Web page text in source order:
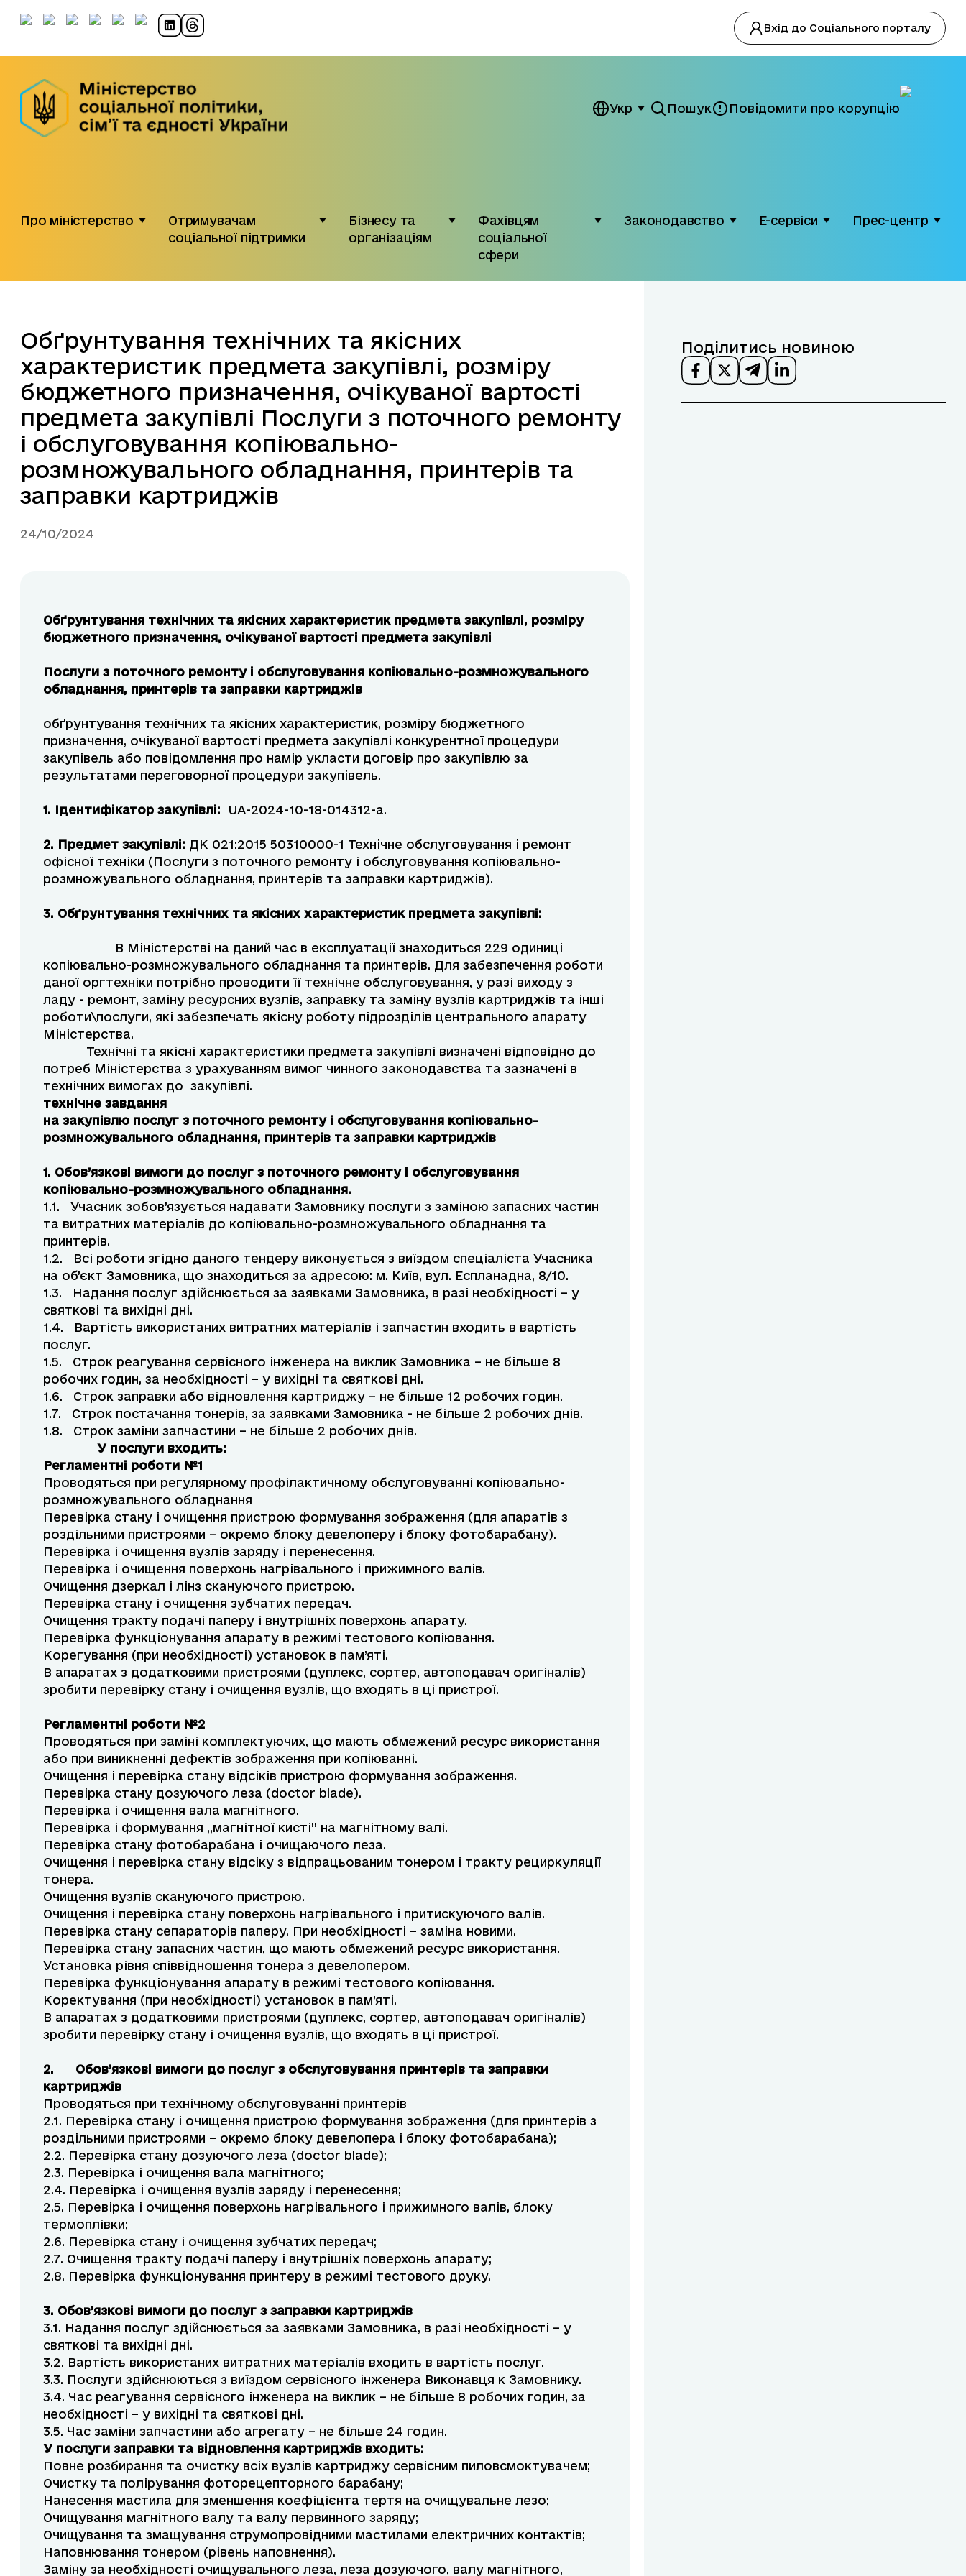
Вхід до Соціального порталу
Укр Пошук Повідомити про корупцію
Про міністерство
Отримувачам
соціальної підтримки
Бізнесу та
організаціям
Фахівцям
соціальної
сфери
Законодавство Е-сервіси Прес-центр
Обґрунтування технічних та якісних
характеристик предмета закупівлі, розміру
бюджетного призначення, очікуваної вартості
предмета закупівлі Послуги з поточного ремонту
і обслуговування копіювально-
розмножувального обладнання, принтерів та
заправки картриджів
24/10/2024
Обґрунтування технічних та якісних характеристик предмета закупівлі, розміру
бюджетного призначення, очікуваної вартості предмета закупівлі
Послуги з поточного ремонту і обслуговування копіювально-розмножувального
обладнання, принтерів та заправки картриджів
обґрунтування технічних та якісних характеристик, розміру бюджетного
призначення, очікуваної вартості предмета закупівлі конкурентної процедури
закупівель або повідомлення про намір укласти договір про закупівлю за
результатами переговорної процедури закупівель.
1. Ідентифікатор закупівлі: UA-2024-10-18-014312-a.
2. Предмет закупівлі: ДК 021:2015 50310000-1 Технічне обслуговування і ремонт
офісної техніки (Послуги з поточного ремонту і обслуговування копіювально-
розмножувального обладнання, принтерів та заправки картриджів).
3. Обґрунтування технічних та якісних характеристик предмета закупівлі:
В Міністерстві на даний час в експлуатації знаходиться 229 одиниці
копіювально-розмножувального обладнання та принтерів. Для забезпечення роботи
даної оргтехніки потрібно проводити її технічне обслуговування, у разі виходу з
ладу - ремонт, заміну ресурсних вузлів, заправку та заміну вузлів картриджів та інші
роботи\послуги, які забезпечать якісну роботу підрозділів центрального апарату
Міністерства.
Технічні та якісні характеристики предмета закупівлі визначені відповідно до
потреб Міністерства з урахуванням вимог чинного законодавства та зазначені в
технічних вимогах до закупівлі.
технічне завдання
на закупівлю послуг з поточного ремонту і обслуговування копіювально-
розмножувального обладнання, принтерів та заправки картриджів
1. Обов’язкові вимоги до послуг з поточного ремонту і обслуговування
копіювально-розмножувального обладнання.
1.1. Учасник зобов’язується надавати Замовнику послуги з заміною запасних частин
та витратних матеріалів до копіювально-розмножувального обладнання та
принтерів.
1.2. Всі роботи згідно даного тендеру виконується з виїздом спеціаліста Учасника
на об’єкт Замовника, що знаходиться за адресою: м. Київ, вул. Еспланадна, 8/10.
1.3. Надання послуг здійснюється за заявками Замовника, в разі необхідності – у
святкові та вихідні дні.
1.4. Вартість використаних витратних матеріалів і запчастин входить в вартість
послуг.
1.5. Строк реагування сервісного інженера на виклик Замовника – не більше 8
робочих годин, за необхідності – у вихідні та святкові дні.
1.6. Строк заправки або відновлення картриджу – не більше 12 робочих годин.
1.7. Строк постачання тонерів, за заявками Замовника - не більше 2 робочих днів.
1.8. Строк заміни запчастини – не більше 2 робочих днів.
У послуги входить:
Регламентні роботи №1
Проводяться при регулярному профілактичному обслуговуванні копіювально-
розмножувального обладнання
Перевірка стану і очищення пристрою формування зображення (для апаратів з
роздільними пристроями – окремо блоку девелоперу і блоку фотобарабану).
Перевірка і очищення вузлів заряду і перенесення.
Перевірка і очищення поверхонь нагрівального і прижимного валів.
Очищення дзеркал і лінз скануючого пристрою.
Перевірка стану і очищення зубчатих передач.
Очищення тракту подачі паперу і внутрішніх поверхонь апарату.
Перевірка функціонування апарату в режимі тестового копіювання.
Корегування (при необхідності) установок в пам’яті.
В апаратах з додатковими пристроями (дуплекс, сортер, автоподавач оригіналів)
зробити перевірку стану і очищення вузлів, що входять в ці пристрої.
Регламентні роботи №2
Проводяться при заміні комплектуючих, що мають обмежений ресурс використання
або при виникненні дефектів зображення при копіюванні.
Очищення і перевірка стану відсіків пристрою формування зображення.
Перевірка стану дозуючого леза (doctor blade).
Перевірка і очищення вала магнітного.
Перевірка і формування „магнітної кисті” на магнітному валі.
Перевірка стану фотобарабана і очищаючого леза.
Очищення і перевірка стану відсіку з відпрацьованим тонером і тракту рециркуляції
тонера.
Очищення вузлів скануючого пристрою.
Очищення і перевірка стану поверхонь нагрівального і притискуючого валів.
Перевірка стану сепараторів паперу. При необхідності – заміна новими.
Перевірка стану запасних частин, що мають обмежений ресурс використання.
Установка рівня співвідношення тонера з девелопером.
Перевірка функціонування апарату в режимі тестового копіювання.
Коректування (при необхідності) установок в пам’яті.
В апаратах з додатковими пристроями (дуплекс, сортер, автоподавач оригіналів)
зробити перевірку стану і очищення вузлів, що входять в ці пристрої.
2. Обов’язкові вимоги до послуг з обслуговування принтерів та заправки
картриджів
Проводяться при технічному обслуговуванні принтерів
2.1. Перевірка стану і очищення пристрою формування зображення (для принтерів з
роздільними пристроями – окремо блоку девелопера і блоку фотобарабана);
2.2. Перевірка стану дозуючого леза (doctor blade);
2.3. Перевірка і очищення вала магнітного;
2.4. Перевірка і очищення вузлів заряду і перенесення;
2.5. Перевірка і очищення поверхонь нагрівального і прижимного валів, блоку
термоплівки;
2.6. Перевірка стану і очищення зубчатих передач;
2.7. Очищення тракту подачі паперу і внутрішніх поверхонь апарату;
2.8. Перевірка функціонування принтеру в режимі тестового друку.
3. Обов’язкові вимоги до послуг з заправки картриджів
3.1. Надання послуг здійснюється за заявками Замовника, в разі необхідності – у
святкові та вихідні дні.
3.2. Вартість використаних витратних матеріалів входить в вартість послуг.
3.3. Послуги здійснюються з виїздом сервісного інженера Виконавця к Замовнику.
3.4. Час реагування сервісного інженера на виклик – не більше 8 робочих годин, за
необхідності – у вихідні та святкові дні.
3.5. Час заміни запчастини або агрегату – не більше 24 годин.
У послуги заправки та відновлення картриджів входить:
Повне розбирання та очистку всіх вузлів картриджу сервісним пиловсмоктувачем;
Очистку та полірування фоторецепторного барабану;
Нанесення мастила для зменшення коефіцієнта тертя на очищувальне лезо;
Очищування магнітного валу та валу первинного заряду;
Очищування та змащування струмопровідними мастилами електричних контактів;
Наповнювання тонером (рівень наповнення).
Заміну за необхідності очищувального леза, леза дозуючого, валу магнітного,
Поділитись новиною